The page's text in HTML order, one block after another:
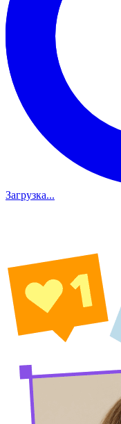
Загрузка...